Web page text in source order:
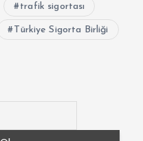
trafik sigortası
Türkiye Sigorta Birliği